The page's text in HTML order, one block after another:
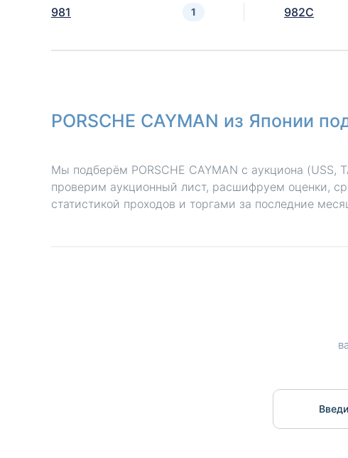
981 1 982C
PORSCHE CAYMAN из Японии
Мы подберём PORSCHE CAYMAN с аукциона (USS,
проверим аукционный лист, расшифруем оценки,
статистикой проходов и торгами за последние